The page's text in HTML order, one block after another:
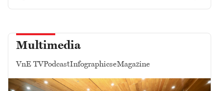
Multimedia
VnE TVPodcastInfographicseMagazine